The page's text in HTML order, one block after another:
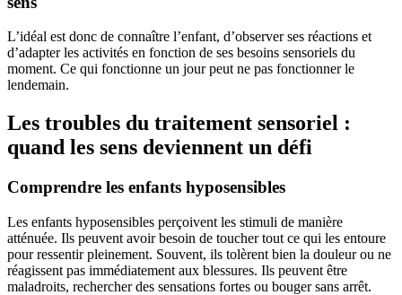
L’idéal est donc de connaître l’enfant, d’observer ses réactions et
d’adapter les activités en fonction de ses besoins sensoriels du
moment. Ce qui fonctionne un jour peut ne pas fonctionner le
lendemain.
Les troubles du traitement sensoriel :
quand les sens deviennent un défi
Comprendre les enfants hyposensibles
Les enfants hyposensibles perçoivent les stimuli de manière
atténuée. Ils peuvent avoir besoin de toucher tout ce qui les entoure
pour ressentir pleinement. Souvent, ils tolèrent bien la douleur ou ne
réagissent pas immédiatement aux blessures. Ils peuvent être
maladroits, rechercher des sensations fortes ou bouger sans arrêt.